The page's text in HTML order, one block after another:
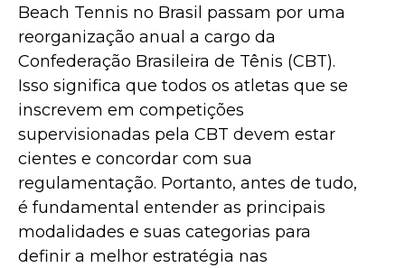
Beach Tennis no Brasil passam por uma
reorganização anual a cargo da
Confederação Brasileira de Tênis (CBT).
Isso significa que todos os atletas que se
inscrevem em competições
supervisionadas pela CBT devem estar
cientes e concordar com sua
regulamentação. Portanto, antes de tudo,
é fundamental entender as principais
modalidades e suas categorias para
definir a melhor estratégia nas